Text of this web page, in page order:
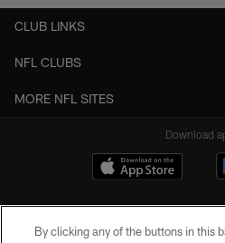
CLUB LINKS
NFL CLUBS
MORE NFL SITES
Download
By clicking any of the buttons in this